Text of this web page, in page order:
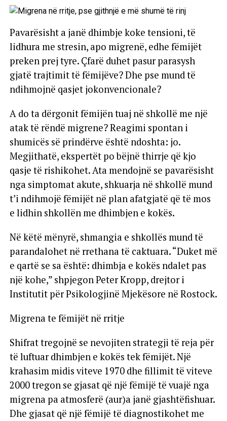
Pavarësisht a janë dhimbje koke tensioni, të
lidhura me stresin, apo migrenë, edhe fëmijët
preken prej tyre. Çfarë duhet pasur parasysh
gjatë trajtimit të fëmijëve? Dhe pse mund të
ndihmojnë qasjet jokonvencionale?
A do ta dërgonit fëmijën tuaj në shkollë me një
atak të rëndë migrene? Reagimi spontan i
shumicës së prindërve është ndoshta: jo.
Megjithatë, ekspertët po bëjnë thirrje që kjo
qasje të rishikohet. Ata mendojnë se pavarësisht
nga simptomat akute, shkuarja në shkollë mund
t’i ndihmojë fëmijët në plan afatgjatë që të mos
e lidhin shkollën me dhimbjen e kokës.
Në këtë mënyrë, shmangia e shkollës mund të
parandalohet në rrethana të caktuara. “Duket më
e qartë se sa është: dhimbja e kokës ndalet pas
një kohe,” shpjegon Peter Kropp, drejtor i
Institutit për Psikologjinë Mjekësore në Rostock.
Migrena te fëmijët në rritje
Shifrat tregojnë se nevojiten strategji të reja për
të luftuar dhimbjen e kokës tek fëmijët. Një
krahasim midis viteve 1970 dhe fillimit të viteve
2000 tregon se gjasat që një fëmijë të vuajë nga
migrena pa atmosferë (aur)a janë gjashtëfishuar.
Dhe gjasat që një fëmijë të diagnostikohet me